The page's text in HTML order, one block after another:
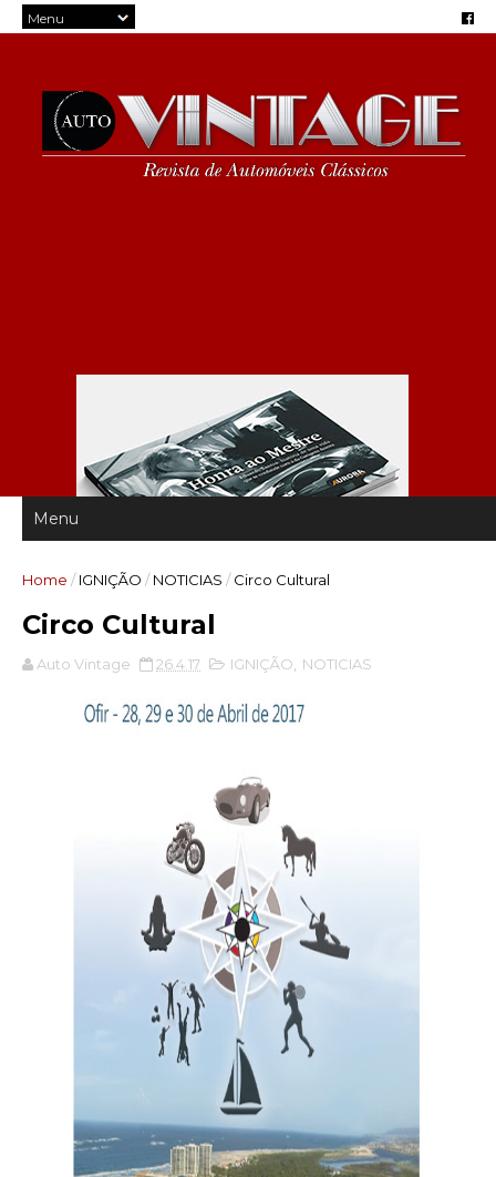
Home / IGNIÇÃO / NOTICIAS / Circo Cultural
Circo Cultural
Auto Vintage 26.4.17 IGNIÇÃO NOTICIAS